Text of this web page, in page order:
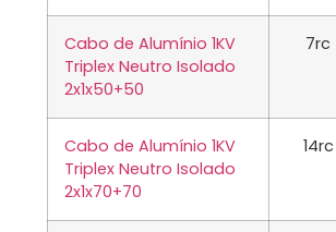
Cabo de Alumínio 1KV
Triplex Neutro Isolado
2x1x50+50
7rc
Cabo de Alumínio 1KV
Triplex Neutro Isolado
2x1x70+70
14rc